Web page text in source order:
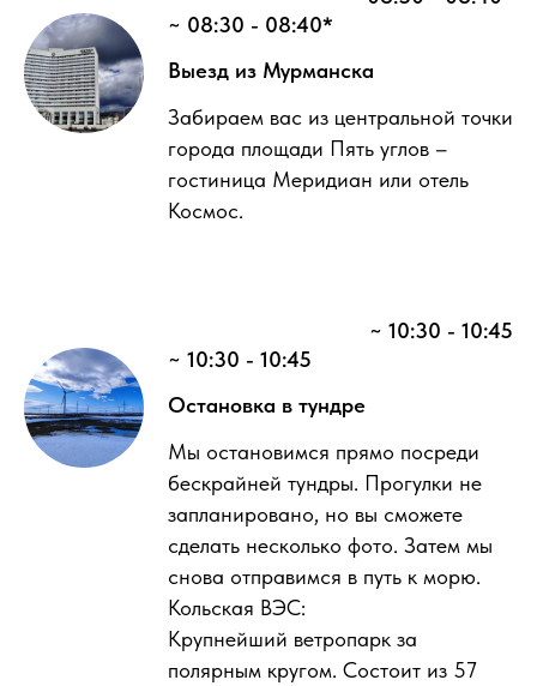
~ 08:30 - 08:40*
Выезд из Мурманска
Забираем вас из центральной точки
города площади Пять углов –
гостиница Меридиан или отель
Космос.
~ 10:30 - 10:45
~ 10:30 - 10:45
Остановка в тундре
Мы остановимся прямо посреди
бескрайней тундры. Прогулки не
запланировано, но вы сможете
сделать несколько фото. Затем мы
снова отправимся в путь к морю.
Кольская ВЭС:
Крупнейший ветропарк за
полярным кругом. Состоит из 57